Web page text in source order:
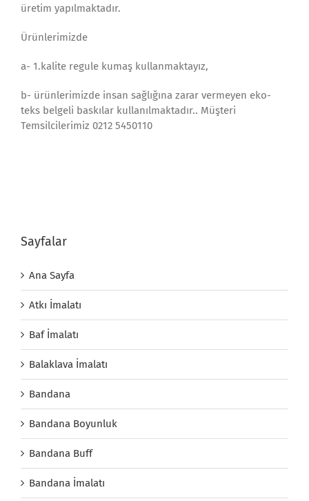
üretim yapılmaktadır.
Ürünlerimizde
a- 1.kalite regule kumaş kullanmaktayız,
b- ürünlerimizde insan sağlığına zarar vermeyen eko-
teks belgeli baskılar kullanılmaktadır.. Müşteri
Temsilcilerimiz 0212 5450110
Sayfalar
Ana Sayfa
Atkı İmalatı
Baf İmalatı
Balaklava İmalatı
Bandana
Bandana Boyunluk
Bandana Buff
Bandana İmalatı